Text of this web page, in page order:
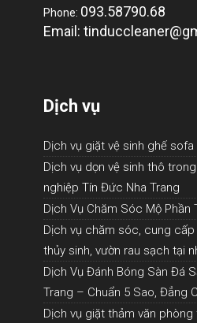
Phone: 093.58790.68
Email:
Dịch vụ
Dịch vụ giặt vệ sinh ghế sofa
Dịch vụ dọn vệ sinh thô
nghiệp Tín Đức Nha Trang
Dịch Vụ Chăm Sóc Mộ Phần
Dịch vụ chăm sóc, cung
thủy sinh, vườn rau sạch tại
Dịch Vụ Đánh Bóng Sàn Đá
Trang – Chuẩn 5 Sao, Đẳng
Dịch vụ giặt thảm văn